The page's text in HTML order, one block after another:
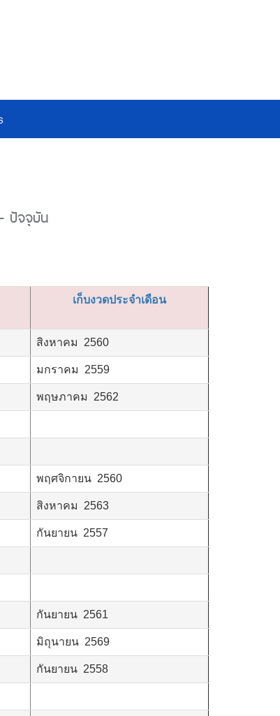
ปัจจุบัน
เก็บงวดประจำเดือน
สิงหาคม 2560
มกราคม 2559
พฤษภาคม 2562
พฤศจิกายน 2560
สิงหาคม 2563
กันยายน 2557
กันยายน 2561
มิถุนายน 2569
กันยายน 2558